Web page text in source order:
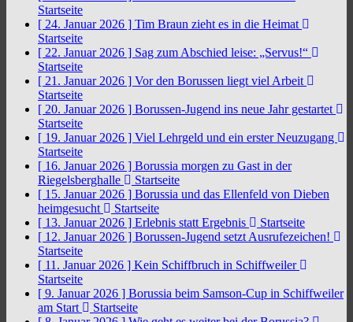
Startseite
[ 24. Januar 2026 ] Tim Braun zieht es in die Heimat
Startseite
[ 22. Januar 2026 ] Sag zum Abschied leise: „Servus!“
Startseite
[ 21. Januar 2026 ] Vor den Borussen liegt viel Arbeit
Startseite
[ 20. Januar 2026 ] Borussen-Jugend ins neue Jahr gestartet
Startseite
[ 19. Januar 2026 ] Viel Lehrgeld und ein erster Neuzugang
Startseite
[ 16. Januar 2026 ] Borussia morgen zu Gast in der
Riegelsberghalle
Startseite
[ 15. Januar 2026 ] Borussia und das Ellenfeld von Dieben
heimgesucht
Startseite
[ 13. Januar 2026 ] Erlebnis statt Ergebnis
Startseite
[ 12. Januar 2026 ] Borussen-Jugend setzt Ausrufezeichen!
Startseite
[ 11. Januar 2026 ] Kein Schiffbruch in Schiffweiler
Startseite
[ 9. Januar 2026 ] Borussia beim Samson-Cup in Schiffweiler
am Start
Startseite